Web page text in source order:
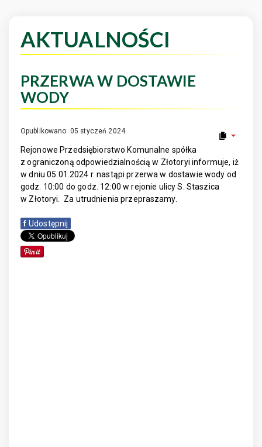
AKTUALNOŚCI
PRZERWA W DOSTAWIE
WODY
Opublikowano: 05 styczeń 2024
Rejonowe Przedsiębiorstwo Komunalne spółka
z ograniczoną odpowiedzialnością w Złotoryi informuje, iż
w dniu 05.01.2024 r. nastąpi przerwa w dostawie wody od
godz. 10:00 do godz. 12:00 w rejonie ulicy S. Staszica
w Złotoryi. Za utrudnienia przepraszamy.
f Udostępnij